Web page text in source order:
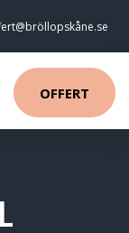
OFFERT